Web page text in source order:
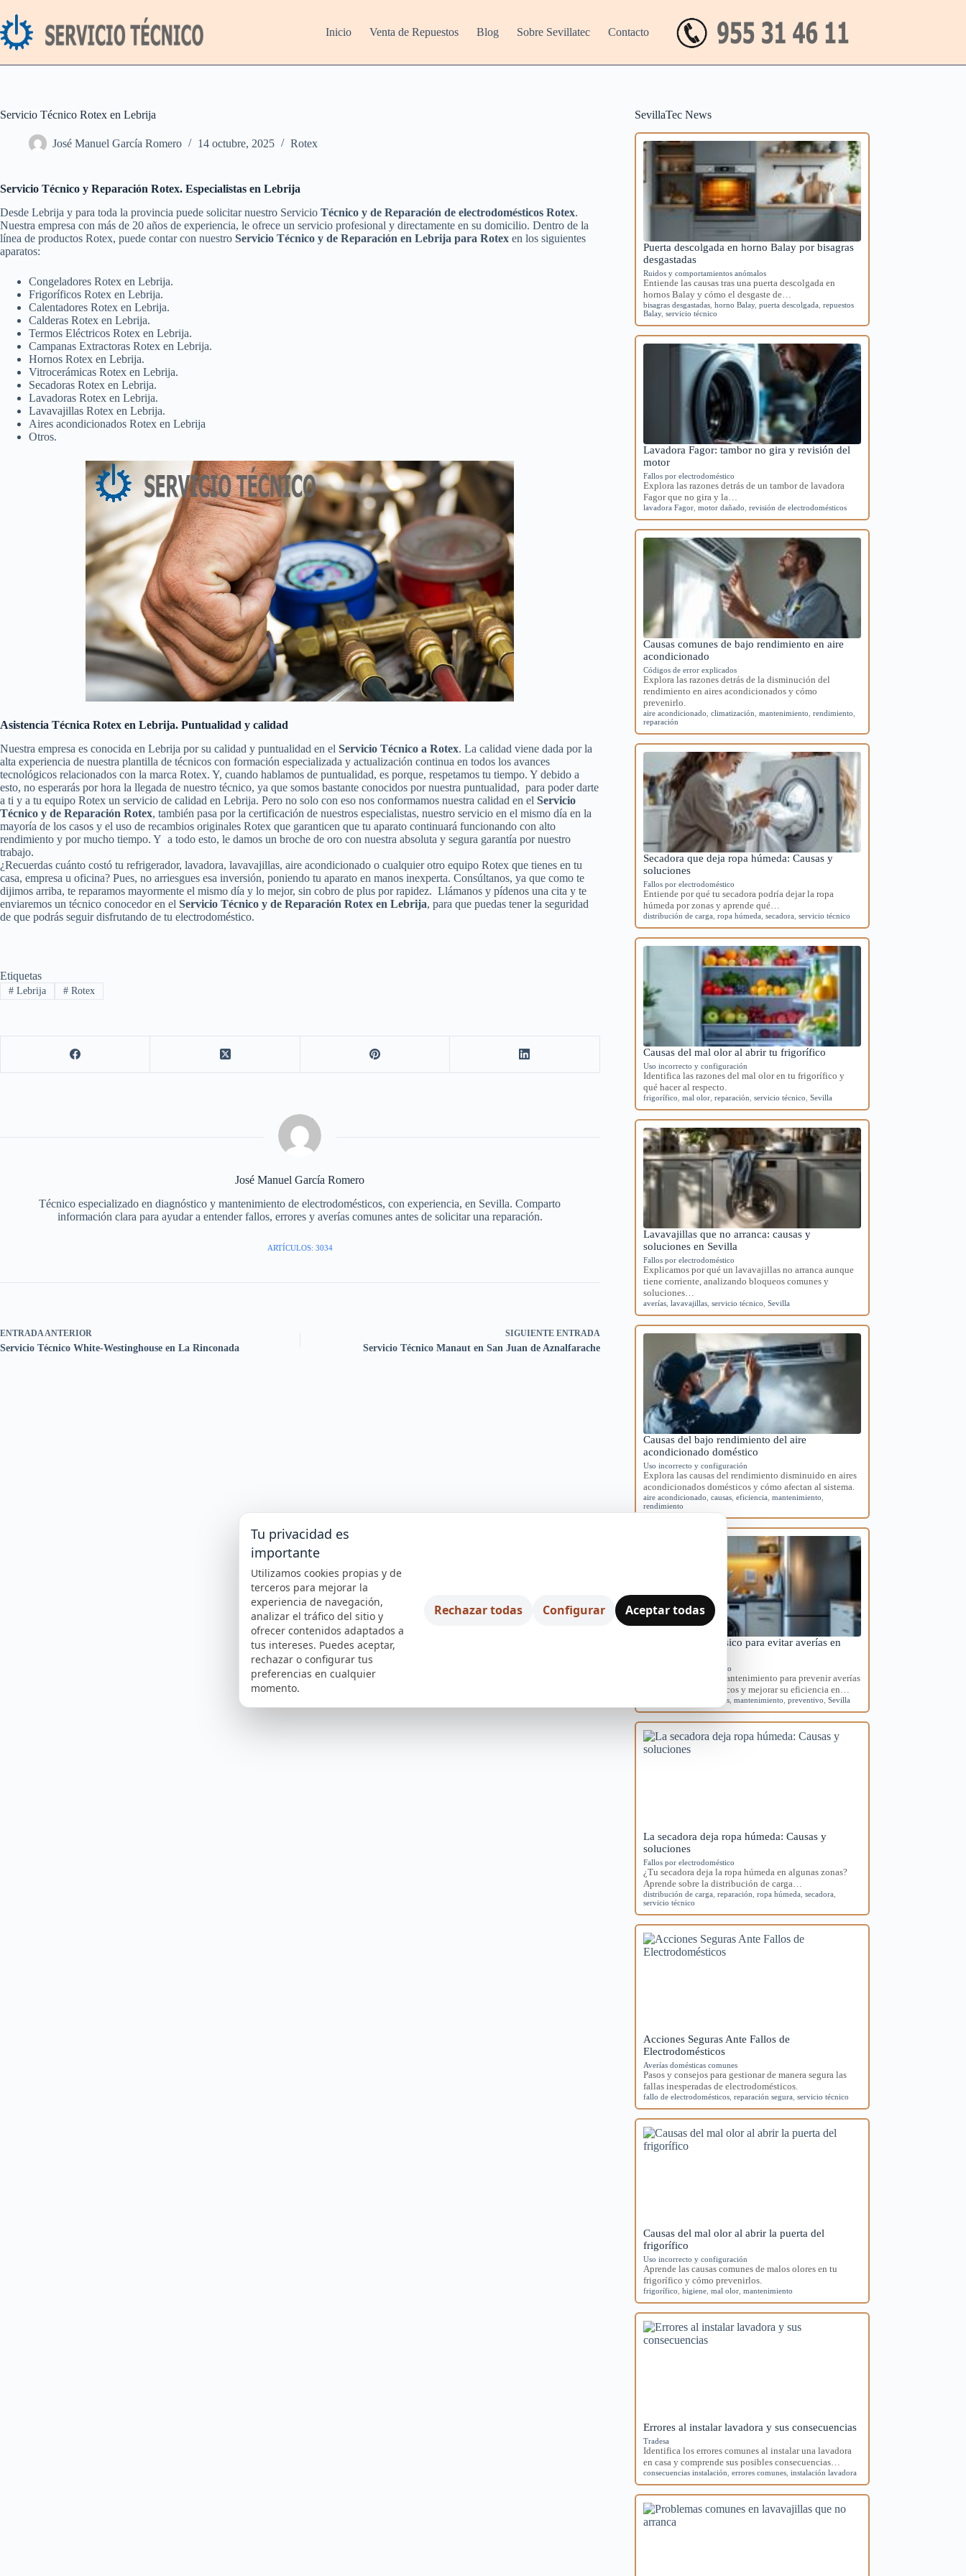
al
contenido
Inicio Venta de Repuestos Blog Sobre Sevillatec Contacto
Servicio Técnico Rotex en Lebrija
José Manuel García Romero 14 octubre, 2025 Rotex
Servicio Técnico y Reparación Rotex. Especialistas en Lebrija
Desde Lebrija y para toda la provincia puede solicitar nuestro Servicio Técnico y de Reparación de electrodomésticos Rotex.
Nuestra empresa con más de 20 años de experiencia, le ofrece un servicio profesional y directamente en su domicilio. Dentro de la
línea de productos Rotex, puede contar con nuestro Servicio Técnico y de Reparación en Lebrija para Rotex en los siguientes
aparatos:
Congeladores Rotex en Lebrija.
Frigoríficos Rotex en Lebrija.
Calentadores Rotex en Lebrija.
Calderas Rotex en Lebrija.
Termos Eléctricos Rotex en Lebrija.
Campanas Extractoras Rotex en Lebrija.
Hornos Rotex en Lebrija.
Vitrocerámicas Rotex en Lebrija.
Secadoras Rotex en Lebrija.
Lavadoras Rotex en Lebrija.
Lavavajillas Rotex en Lebrija.
Aires acondicionados Rotex en Lebrija
Otros.
Asistencia Técnica Rotex en Lebrija. Puntualidad y calidad
Nuestra empresa es conocida en Lebrija por su calidad y puntualidad en el Servicio Técnico a Rotex. La calidad viene dada por la
alta experiencia de nuestra plantilla de técnicos con formación especializada y actualización continua en todos los avances
tecnológicos relacionados con la marca Rotex. Y, cuando hablamos de puntualidad, es porque, respetamos tu tiempo. Y debido a
esto, no esperarás por hora la llegada de nuestro técnico, ya que somos bastante conocidos por nuestra puntualidad, para poder darte
a ti y a tu equipo Rotex un servicio de calidad en Lebrija. Pero no solo con eso nos conformamos nuestra calidad en el Servicio
Técnico y de Reparación Rotex, también pasa por la certificación de nuestros especialistas, nuestro servicio en el mismo día en la
mayoría de los casos y el uso de recambios originales Rotex que garanticen que tu aparato continuará funcionando con alto
rendimiento y por mucho tiempo. Y a todo esto, le damos un broche de oro con nuestra absoluta y segura garantía por nuestro
trabajo.
¿Recuerdas cuánto costó tu refrigerador, lavadora, lavavajillas, aire acondicionado o cualquier otro equipo Rotex que tienes en tu
casa, empresa u oficina? Pues, no arriesgues esa inversión, poniendo tu aparato en manos inexperta. Consúltanos, ya que como te
dijimos arriba, te reparamos mayormente el mismo día y lo mejor, sin cobro de plus por rapidez. Llámanos y pídenos una cita y te
enviaremos un técnico conocedor en el Servicio Técnico y de Reparación Rotex en Lebrija, para que puedas tener la seguridad
de que podrás seguir disfrutando de tu electrodoméstico.
Etiquetas
#Lebrija #Rotex
José Manuel García Romero
Técnico especializado en diagnóstico y mantenimiento de electrodomésticos, con experiencia, en Sevilla. Comparto
información clara para ayudar a entender fallos, errores y averías comunes antes de solicitar una reparación.
ARTÍCULOS: 3034
ENTRADA ANTERIOR
Servicio Técnico White-Westinghouse en La Rinconada
SIGUIENTE ENTRADA
Servicio Técnico Manaut en San Juan de Aznalfarache
SevillaTec News
Puerta descolgada en horno Balay por bisagras
desgastadas
Ruidos y comportamientos anómalos
Entiende las causas tras una puerta descolgada en
hornos Balay y cómo el desgaste de…
bisagras desgastadas ,horno Balay,puerta descolgada ,repuestos
Balay,servicio técnico
Lavadora Fagor: tambor no gira y revisión del
motor
Fallos por electrodoméstico
Explora las razones detrás de un tambor de lavadora
Fagor que no gira y la…
lavadora Fagor ,motor dañado ,revisión de electrodomésticos
Causas comunes de bajo rendimiento en aire
acondicionado
Códigos de error explicados
Explora las razones detrás de la disminución del
rendimiento en aires acondicionados y cómo
prevenirlo.
aire acondicionado ,climatización ,mantenimiento ,rendimiento
reparación
Secadora que deja ropa húmeda: Causas y
soluciones
Fallos por electrodoméstico
Entiende por qué tu secadora podría dejar la ropa
húmeda por zonas y aprende qué…
distribución de carga ,ropa húmeda ,secadora ,servicio técnico
Causas del mal olor al abrir tu frigorífico
Uso incorrecto y configuración
Identifica las razones del mal olor en tu frigorífico y
qué hacer al respecto.
frigorífico ,mal olor ,reparación ,servicio técnico ,Sevilla
Lavavajillas que no arranca: causas y
soluciones en Sevilla
Fallos por electrodoméstico
Explicamos por qué un lavavajillas no arranca aunque
tiene corriente, analizando bloqueos comunes y
soluciones…
averías ,lavavajillas ,servicio técnico ,Sevilla
Causas del bajo rendimiento del aire
acondicionado doméstico
Uso incorrecto y configuración
Explora las causas del rendimiento disminuido en aires
acondicionados domésticos y cómo afectan al sistema.
aire acondicionado ,causas ,eficiencia ,mantenimiento
rendimiento
Mantenimiento básico para evitar averías en
Mantenimiento preventivo
Aprende rutinas de mantenimiento para prevenir averías
en tus electrodomésticos y mejorar su eficiencia en…
electrodomésticos ,mantenimiento ,preventivo ,Sevilla
La secadora deja ropa húmeda: Causas y
soluciones
Fallos por electrodoméstico
¿Tu secadora deja la ropa húmeda en algunas zonas?
Aprende sobre la distribución de carga…
distribución de carga ,reparación ,ropa húmeda ,secadora
servicio técnico
Acciones Seguras Ante Fallos de
Electrodomésticos
Averías domésticas comunes
Pasos y consejos para gestionar de manera segura las
fallas inesperadas de electrodomésticos.
fallo de electrodomésticos ,reparación segura ,servicio técnico
Causas del mal olor al abrir la puerta del
frigorífico
Uso incorrecto y configuración
Aprende las causas comunes de malos olores en tu
frigorífico y cómo prevenirlos.
frigorífico ,higiene ,mal olor ,mantenimiento
Errores al instalar lavadora y sus consecuencias
Tradesa
Identifica los errores comunes al instalar una lavadora
en casa y comprende sus posibles consecuencias…
consecuencias instalación ,errores comunes ,instalación lavadora
Tu privacidad es
importante
Utilizamos cookies propias y de
terceros para mejorar la
experiencia de navegación,
analizar el tráfico del sitio y
ofrecer contenidos adaptados a
tus intereses. Puedes aceptar,
rechazar o configurar tus
preferencias en cualquier
momento.
Rechazar todas Configurar Aceptar todas